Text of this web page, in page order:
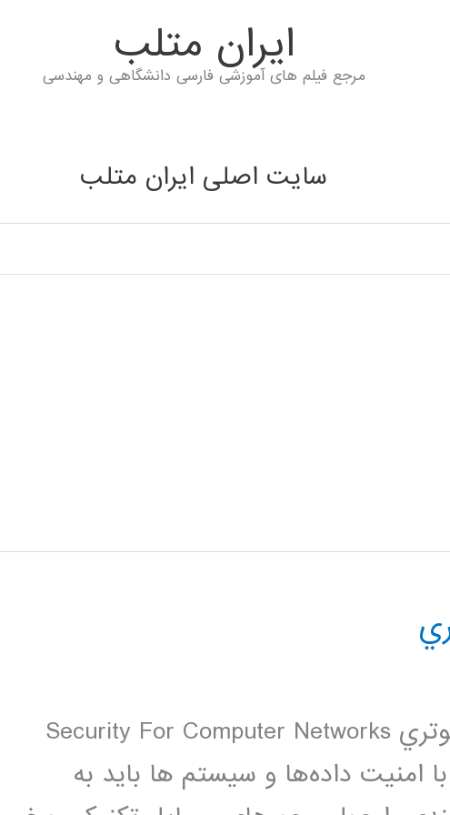
ايران متلب
مرجع فیلم های آموزشی فارسی دانشگاهی و مهندسی
سایت اصلی ایران متلب
عنوان : امنيت در شبكه هاي كامپيوتري Security For Computer Networks
امنيت داده‌ها و سيستم ها بايد به